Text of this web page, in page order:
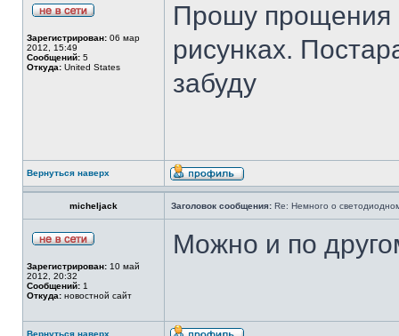
Зарегистрирован: 06 мар
2012, 15:49
Сообщений: 5
Откуда: United States
Прошу прощения
рисунках.
забуду
Вернуться наверх
micheljack Заголовок сообщения: Re: Немного о
Зарегистрирован: 10 май
2012, 20:32
Сообщений: 1
Откуда: новостной сайт
Можно и по
Вернуться наверх